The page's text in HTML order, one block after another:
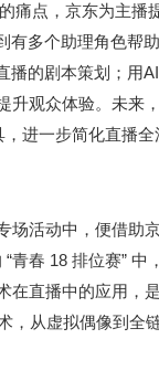
痛点，京东为主
多个助理角色帮
播的剧本策划；用
升观众体验。未来
进一步简化直播
场活动中，便借助
青春 18 排位赛”
在直播中的应用，
，从虚拟偶像到全